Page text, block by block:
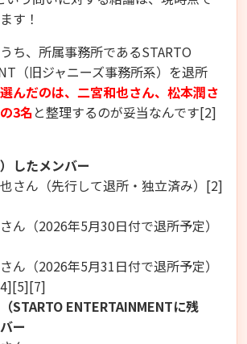
す！
ち、所属事務所であるSTARTO
（旧ジャニーズ事務所系）を退所
んだのは、二宮和也さん、松本潤さ
3名と整理するのが妥当なんです[2]
したメンバー
さん（先行して退所・独立済み）[2]
ん（2026年5月30日付で退所予定）
ん（2026年5月31日付で退所予定）
STARTO ENTERTAINMENTに残
ー